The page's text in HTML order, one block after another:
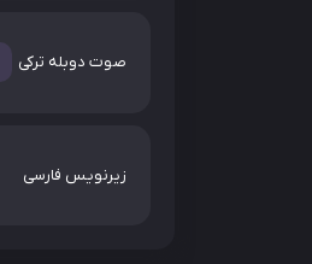
صوت دوبله ترکی
زیرنویس فارسی